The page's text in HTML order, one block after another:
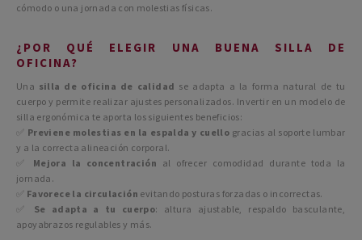
cómodo o una jornada con molestias físicas.
¿POR QUÉ ELEGIR UNA BUENA SILLA DE
OFICINA?
Una silla de oficina de calidad se adapta a la forma natural de tu
cuerpo y permite realizar ajustes personalizados. Invertir en un modelo de
silla ergonómica te aporta los siguientes beneficios:
Previene molestias en la espalda y cuello gracias al soporte lumbar
y a la correcta alineación corporal.
Mejora la concentración al ofrecer comodidad durante toda la
jornada.
Favorece la circulación evitando posturas forzadas o incorrectas.
Se adapta a tu cuerpo: altura ajustable, respaldo basculante,
apoyabrazos regulables y más.